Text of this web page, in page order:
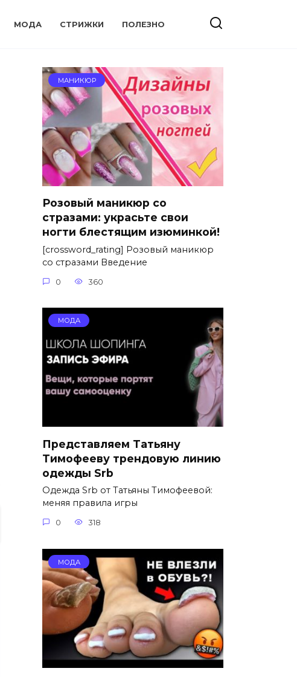
МОДА СТРИЖКИ ПОЛЕЗНО
МАНИКЮР
Розовый маникюр со
стразами: украсьте свои
ногти блестящим изюминкой!
[crossword_rating] Розовый маникюр
со стразами Введение
0 360
МОДА
Представляем Татьяну
Тимофееву трендовую линию
одежды Srb
Одежда Srb от Татьяны Тимофеевой:
меняя правила игры
0 318
МОДА